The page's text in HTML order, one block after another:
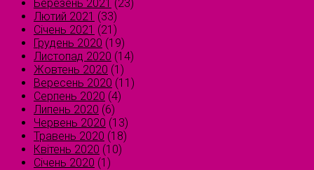
Березень 2021 (23)
Лютий 2021 (33)
Січень 2021 (21)
Грудень 2020 (19)
Листопад 2020 (14)
Жовтень 2020 (1)
Вересень 2020 (11)
Серпень 2020 (4)
Липень 2020 (6)
Червень 2020 (13)
Травень 2020 (18)
Квітень 2020 (10)
Січень 2020 (1)